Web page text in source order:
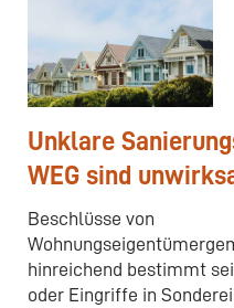
Unklare
WEG sind
Beschlüsse von
hinreichend bestimmt
oder Eingriffe in